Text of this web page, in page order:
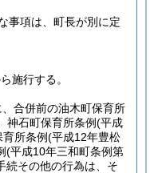
事項は、町長が別に定
施行する。
合併前の油木町保育所
、神石町保育所条例(平成
育所条例(平成12年豊松
(平成10年三和町条例第
続その他の行為は、そ